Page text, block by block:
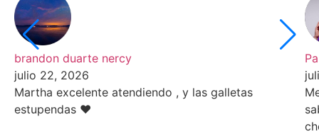
brandon duarte nercy
julio 22, 2026
Martha excelente atendiendo , y las galletas
estupendas ❤️